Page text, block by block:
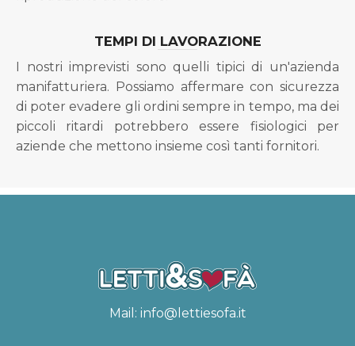
TEMPI DI LAVORAZIONE
I nostri imprevisti sono quelli tipici di un'azienda
manifatturiera. Possiamo affermare con sicurezza
di poter evadere gli ordini sempre in tempo, ma dei
piccoli ritardi potrebbero essere fisiologici per
aziende che mettono insieme così tanti fornitori.
Mail: info@lettiesofa.it